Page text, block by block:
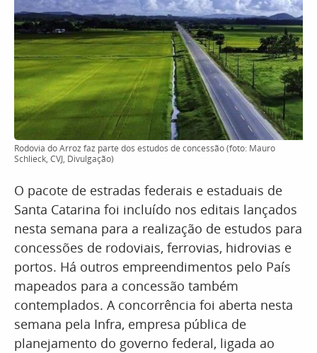
Rodovia do Arroz faz parte dos estudos de concessão (foto: Mauro
Schlieck, CVJ, Divulgação)
O pacote de estradas federais e estaduais de
Santa Catarina foi incluído nos editais lançados
nesta semana para a realização de estudos para
concessões de rodoviais, ferrovias, hidrovias e
portos. Há outros empreendimentos pelo País
mapeados para a concessão também
contemplados. A concorrência foi aberta nesta
semana pela Infra, empresa pública de
planejamento do governo federal, ligada ao